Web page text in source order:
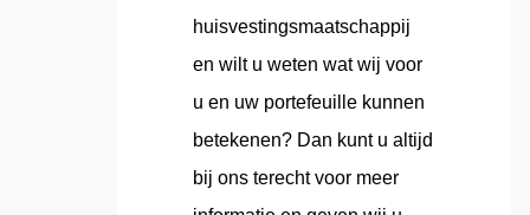
huisvestingsmaatschappij
en wilt u weten wat wij voor
u en uw portefeuille kunnen
betekenen? Dan kunt u altijd
bij ons terecht voor meer